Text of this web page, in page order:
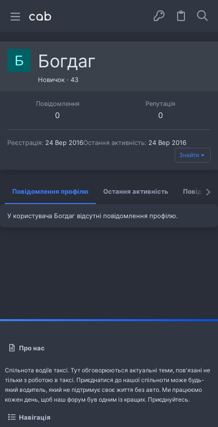
Б Богдаг
Новичок · 43
Повідомлення
0
Репутація
0
Реєстрація 24 Вер 2016Остання активність 24 Вер 2016
Знайти
Повідомлення профілю Остання активність
У користувача Богдаг відсутні повідомлення профілю.
Про нас
Спільнота водіїв таксі. Тут обговорюються актуальні теми, пов'язані не
тільки з роботою в таксі. Приєднатися до нашої спільноти може будь-
який водитель, який не підтримує своє життя без авто. Ми працюємо
кожен день, щоб наш форум був одним із кращих. Приєднуйтесь.
Навігація